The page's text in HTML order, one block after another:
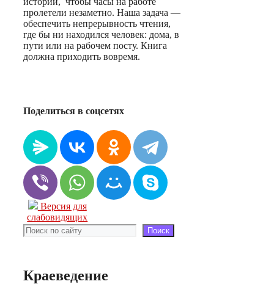
пролетели незаметно. Наша задача —
обеспечить непрерывность чтения,
где бы ни находился человек: дома, в
пути или на рабочем посту. Книга
должна приходить вовремя.
Поделиться в соцсетях
Версия для
слабовидящих
Поиск
Поиск
Краеведение